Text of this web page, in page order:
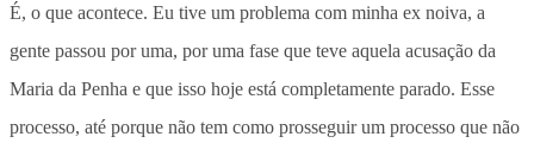
É, o que acontece. Eu tive um problema com minha ex noiva, a
gente passou por uma, por uma fase que teve aquela acusação da
Maria da Penha e que isso hoje está completamente parado. Esse
processo, até porque não tem como prosseguir um processo que não